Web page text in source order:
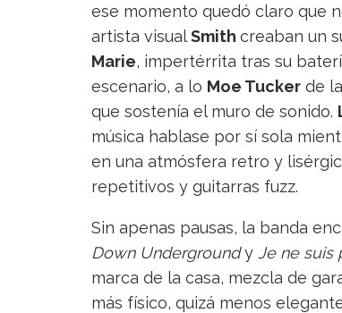
ese momento quedó claro que
artista visualSmith creaban un
Marie, impertérrita tras su
escenario, a lo Moe Tucker de la
que sostenía el muro de sonido.
música hablase por sí sola
en una atmósfera retro y
repetitivos y guitarras fuzz.
Sin apenas pausas, la banda
Down Undergroundy Je ne suis
marca de la casa, mezcla de
más físico, quizá menos